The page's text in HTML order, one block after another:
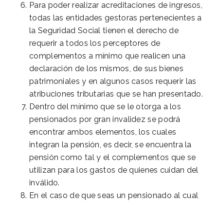
Para poder realizar acreditaciones de ingresos,
todas las entidades gestoras pertenecientes a
la Seguridad Social tienen el derecho de
requerir a todos los perceptores de
complementos a mínimo que realicen una
declaración de los mismos, de sus bienes
patrimoniales y en algunos casos requerir las
atribuciones tributarias que se han presentado.
Dentro del mínimo que se le otorga a los
pensionados por gran invalidez se podrá
encontrar ambos elementos, los cuales
integran la pensión, es decir, se encuentra la
pensión como tal y el complementos que se
utilizan para los gastos de quienes cuidan del
inválido.
En el caso de que seas un pensionado al cual